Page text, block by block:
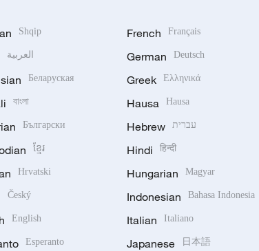
Shqip
العربية
Беларуская
বাংলা
Български
ខ្មែរ
Hrvatski
Český
English
Esperanto
French Français
German Deutsch
Greek Ελληνικά
Hausa Hausa
Hebrew עברית
Hindi हिन्दी
Hungarian Magyar
Indonesian Bahasa Indonesia
Italian Italiano
Japanese 日本語